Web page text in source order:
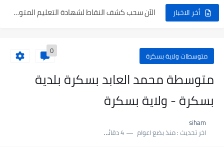
أخر الاخبار
الآن سحب كشف النقاط لشهادة التعليم المتوسط 2025
حساب معدل شهادة التعليم المتوسط بيام 2025
متوسطات ولاية بسكرة 0
متوسطة محمد العابد بسكرة بلدية
بسكرة - ولاية بسكرة
siham
اخر تحديث :منذ بضع اعوام 4 دقائق للقراءة